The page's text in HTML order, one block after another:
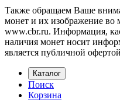
Также обращаем Ваше
монет и их изображение во
www.cbr.ru. Информация,
наличия монет носит
является публичной
Каталог
Поиск
Корзина